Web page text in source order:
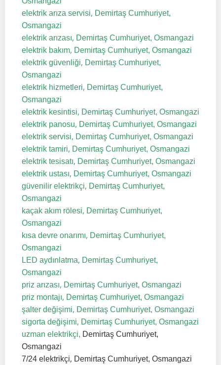
elektrik arıza servisi, Demirtaş Cumhuriyet,
Osmangazi
elektrik arızası, Demirtaş Cumhuriyet, Osmangazi
elektrik bakım, Demirtaş Cumhuriyet, Osmangazi
elektrik güvenliği, Demirtaş Cumhuriyet,
Osmangazi
elektrik hizmetleri, Demirtaş Cumhuriyet,
Osmangazi
elektrik kesintisi, Demirtaş Cumhuriyet, Osmangazi
elektrik panosu, Demirtaş Cumhuriyet, Osmangazi
elektrik servisi, Demirtaş Cumhuriyet, Osmangazi
elektrik tamiri, Demirtaş Cumhuriyet, Osmangazi
elektrik tesisatı, Demirtaş Cumhuriyet, Osmangazi
elektrik ustası, Demirtaş Cumhuriyet, Osmangazi
güvenilir elektrikçi, Demirtaş Cumhuriyet,
Osmangazi
kaçak akım rölesi, Demirtaş Cumhuriyet,
Osmangazi
kısa devre onarımı, Demirtaş Cumhuriyet,
Osmangazi
LED aydınlatma, Demirtaş Cumhuriyet,
Osmangazi
priz arızası, Demirtaş Cumhuriyet, Osmangazi
priz montajı, Demirtaş Cumhuriyet, Osmangazi
şalter değişimi, Demirtaş Cumhuriyet, Osmangazi
sigorta değişimi, Demirtaş Cumhuriyet, Osmangazi
uzman elektrikçi, Demirtaş Cumhuriyet,
Osmangazi
7/24 elektrikçi, Demirtaş Cumhuriyet, Osmangazi